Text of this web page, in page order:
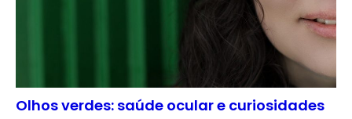
Olhos verdes: saúde ocular e curiosidades